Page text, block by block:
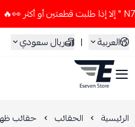
العربية
| ريال سعودي
ESEVEN STORE
الرئيسية الحقائب حقائب